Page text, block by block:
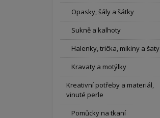
Opasky, šály a šátky
Sukně a kalhoty
Halenky, trička, mikiny a šaty
Kravaty a motýlky
Kreativní potřeby a materiál,
vinuté perle
Pomůcky na tkaní